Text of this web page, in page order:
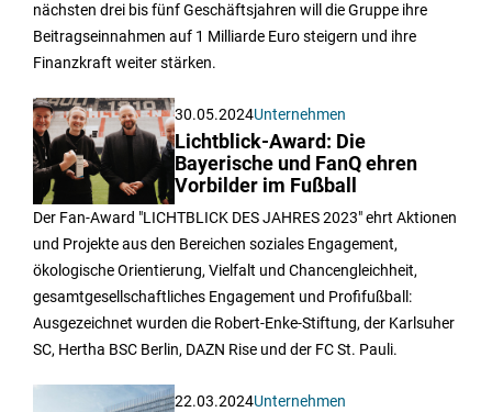
nächsten drei bis fünf Geschäftsjahren will die Gruppe ihre
Beitragseinnahmen auf 1 Milliarde Euro steigern und ihre
Finanzkraft weiter stärken.
30.05.2024Unternehmen
Lichtblick-Award: Die
Bayerische und FanQ ehren
Vorbilder im Fußball
Der Fan-Award "LICHTBLICK DES JAHRES 2023" ehrt Aktionen
und Projekte aus den Bereichen soziales Engagement,
ökologische Orientierung, Vielfalt und Chancengleichheit,
gesamtgesellschaftliches Engagement und Profifußball:
Ausgezeichnet wurden die Robert-Enke-Stiftung, der Karlsuher
SC, Hertha BSC Berlin, DAZN Rise und der FC St. Pauli.
22.03.2024Unternehmen